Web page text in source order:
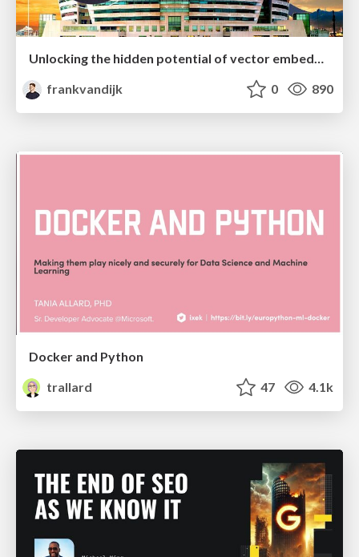
Unlocking the hidden potential of vector embeddings in international SEO
frankvandijk
0 890
Docker and Python
trallard
47 4.1k